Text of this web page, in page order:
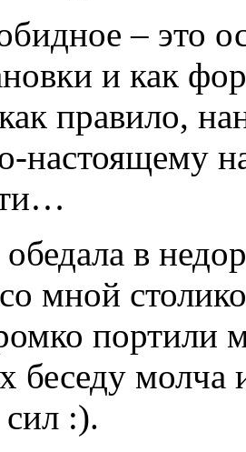
– это
и как
правило,
настоящему
в
мной
портили
беседу
:).